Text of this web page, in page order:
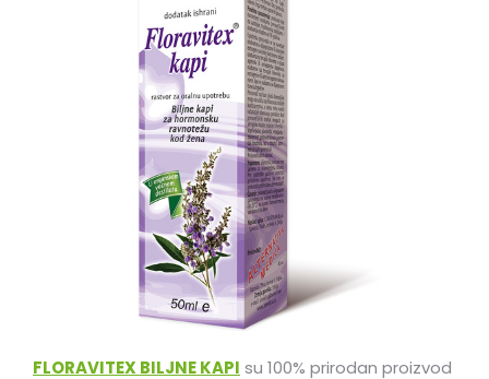
FLORAVITEX BILJNE KAPI su 100% prirodan proizvod